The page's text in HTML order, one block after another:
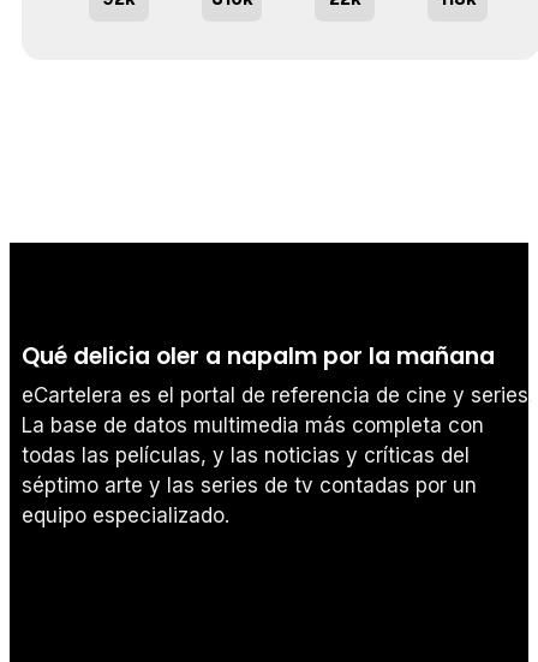
Qué delicia oler a napalm por la mañana
eCartelera es el portal de referencia de cine y series.
La base de datos multimedia más completa con
todas las películas, y las noticias y críticas del
séptimo arte y las series de tv contadas por un
equipo especializado.